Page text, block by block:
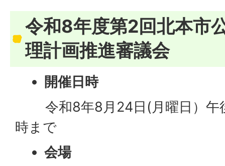
令和8年度第2回北本市
理計画推進審議会
開催日時
令和8年8月24日(月曜日）
時まで
会場